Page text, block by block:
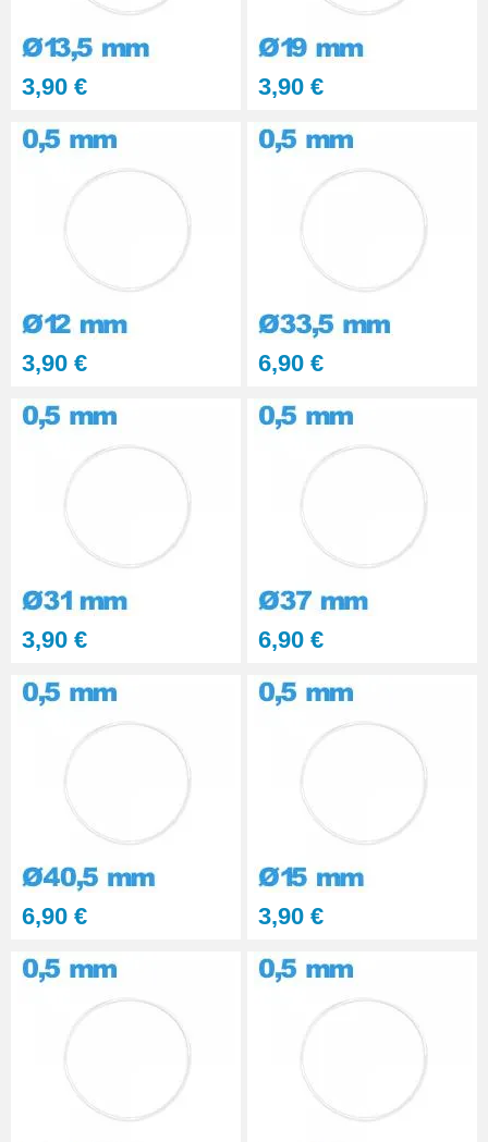
3,90 € 3,90 €
3,90 € 6,90 €
3,90 € 6,90 €
6,90 € 3,90 €